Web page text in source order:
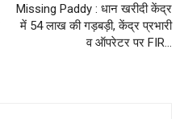
Missing Paddy : धान खरीदी केंद्र
में 54 लाख की गड़बड़ी, केंद्र प्रभारी
व ऑपरेटर पर FIR…